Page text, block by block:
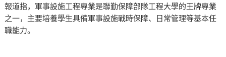
報道指，軍事設施工程專業是聯勤保障部隊工程大學的王牌專業
之一，主要培養學生具備軍事設施戰時保障、日常管理等基本任
職能力。